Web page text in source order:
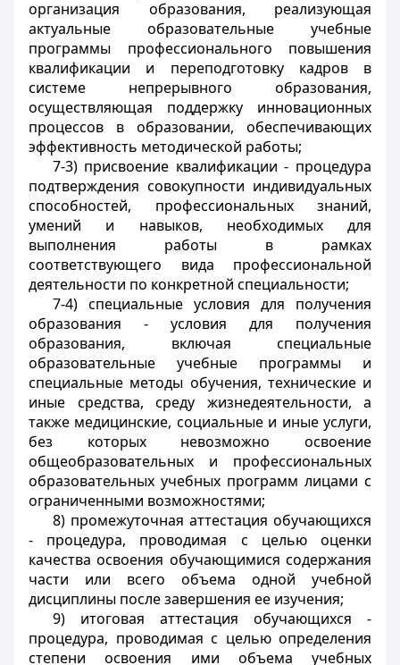
организация образования, реализующая
актуальные образовательные учебные
программы профессионального повышения
квалификации и переподготовку кадров в
системе непрерывного образования,
осуществляющая поддержку инновационных
процессов в образовании, обеспечивающих
эффективность методической работы;
7-3) присвоение квалификации - процедура
подтверждения совокупности индивидуальных
способностей, профессиональных знаний,
умений и навыков, необходимых для
выполнения работы в рамках
соответствующего вида профессиональной
деятельности по конкретной специальности;
7-4) специальные условия для получения
образования - условия для получения
образования, включая специальные
образовательные учебные программы и
специальные методы обучения, технические и
иные средства, среду жизнедеятельности, а
также медицинские, социальные и иные услуги,
без которых невозможно освоение
общеобразовательных и профессиональных
образовательных учебных программ лицами с
ограниченными возможностями;
8) промежуточная аттестация обучающихся
- процедура, проводимая с целью оценки
качества освоения обучающимися содержания
части или всего объема одной учебной
дисциплины после завершения ее изучения;
9) итоговая аттестация обучающихся -
процедура, проводимая с целью определения
степени освоения ими объема учебных